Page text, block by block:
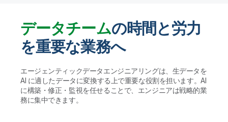
データの正確性を追跡・維持・確保
AI エージェントがユーザー定義ルールに従ってデー
タ品質の問題を特定・プロファイリングして解決策を
提案します。実行する前に人間が検証することで、ガ
データウェアハウスやレイクハウス、AI に適し
たデータレイクの管理を自動化
データチームの時間と労力
を重要な業務へ
エージェンティックデータエンジニアリングは、生データを
AI に適したデータに変換する上で重要な役割を担います。AI
に構築・修正・監視を任せることで、エンジニアは戦略的業
務に集中できます。